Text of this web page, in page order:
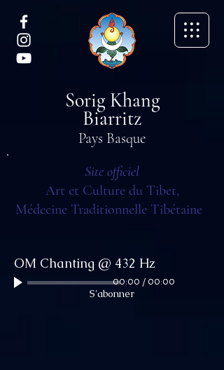
Sorig Khang
Biarritz
Pays Basque
S'abonner
OM Chanting @ 432 Hz
00:00 / 00:00
Site officiel
Art et Culture du Tibet,
Médecine Traditionnelle Tibétaine